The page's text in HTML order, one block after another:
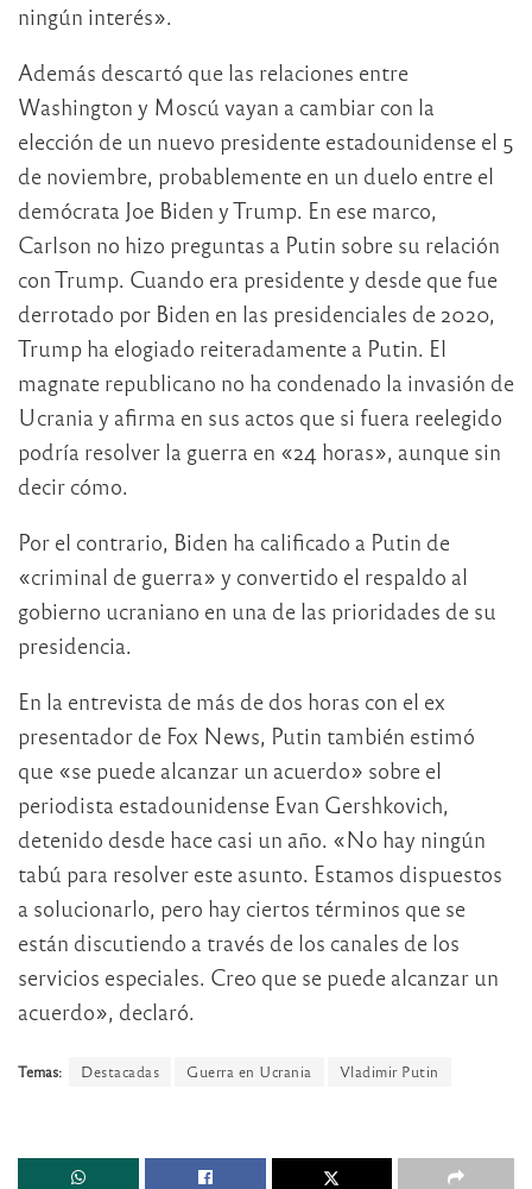
ningún interés».
Además descartó que las relaciones entre
Washington y Moscú vayan a cambiar con la
elección de un nuevo presidente estadounidense el 5
de noviembre, probablemente en un duelo entre el
demócrata Joe Biden y Trump. En ese marco,
Carlson no hizo preguntas a Putin sobre su relación
con Trump. Cuando era presidente y desde que fue
derrotado por Biden en las presidenciales de 2020,
Trump ha elogiado reiteradamente a Putin. El
magnate republicano no ha condenado la invasión de
Ucrania y afirma en sus actos que si fuera reelegido
podría resolver la guerra en «24 horas», aunque sin
decir cómo.
Por el contrario, Biden ha calificado a Putin de
«criminal de guerra» y convertido el respaldo al
gobierno ucraniano en una de las prioridades de su
presidencia.
En la entrevista de más de dos horas con el ex
presentador de Fox News, Putin también estimó
que «se puede alcanzar un acuerdo» sobre el
periodista estadounidense Evan Gershkovich,
detenido desde hace casi un año. «No hay ningún
tabú para resolver este asunto. Estamos dispuestos
a solucionarlo, pero hay ciertos términos que se
están discutiendo a través de los canales de los
servicios especiales. Creo que se puede alcanzar un
acuerdo», declaró.
Temas: Destacadas Guerra en Ucrania Vladimir Putin